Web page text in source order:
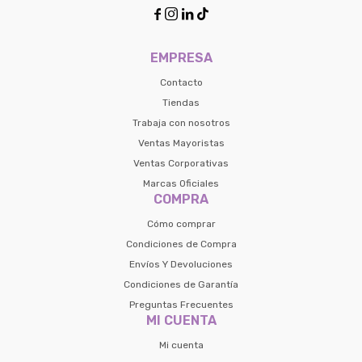
EMPRESA
Contacto
Tiendas
Trabaja con nosotros
Ventas Mayoristas
Ventas Corporativas
Marcas Oficiales
COMPRA
Cómo comprar
Condiciones de Compra
Envíos Y Devoluciones
Condiciones de Garantía
Preguntas Frecuentes
MI CUENTA
Mi cuenta
   
Fecha de nacimiento
Continuar
Volver al inicio
Elegí tus productos preferidos
contactanos en
preguntas@pagodespues.com.uy